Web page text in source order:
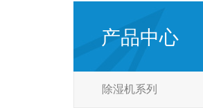
产品中心
除湿机系列